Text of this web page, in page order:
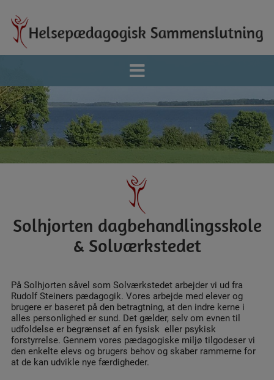
Solhjorten dagbehandlingsskole
& Solværkstedet
På Solhjorten såvel som Solværkstedet arbejder vi ud fra
Rudolf Steiners pædagogik. Vores arbejde med elever og
brugere er baseret på den betragtning, at den indre kerne i
alles personlighed er sund. Det gælder, selv om evnen til
udfoldelse er begrænset af en fysisk eller psykisk
forstyrrelse. Gennem vores pædagogiske miljø tilgodeser vi
den enkelte elevs og brugers behov og skaber rammerne for
at de kan udvikle nye færdigheder.